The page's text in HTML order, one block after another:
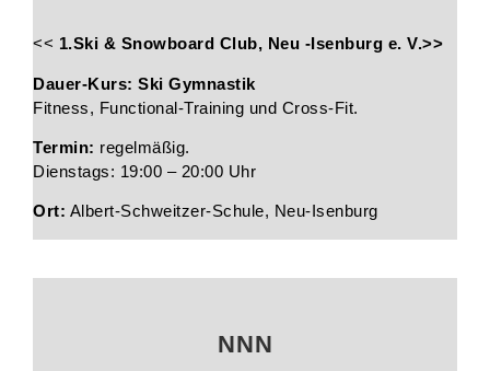
<< 1.Ski & Snowboard Club, Neu -Isenburg e. V.>>
Dauer-Kurs: Ski Gymnastik
Fitness, Functional-Training und Cross-Fit.
Termin: regelmäßig.
Dienstags: 19:00 – 20:00 Uhr
Ort: Albert-Schweitzer-Schule, Neu-Isenburg
NNN